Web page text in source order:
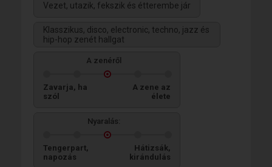
Vezet, utazik, fekszik és étterembe jár
Klasszikus, disco, electronic, techno, jazz és
hip-hop zenét hallgat
A zenéről
Zavarja, ha
szól
A zene az
élete
Nyaralás:
Tengerpart,
napozás
Hátizsák,
kirándulás